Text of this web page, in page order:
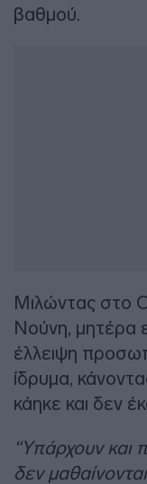
βαθμού.
Μιλώντας στο
Νούνη, μητέρα
έλλειψη
ίδρυμα,
κάηκε και δεν
“Υπάρχουν και
δεν